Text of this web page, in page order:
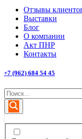
Отзывы
Выставки
Блог
О компании
Акт ПНР
Контакты
+7 (962) 684 54 45